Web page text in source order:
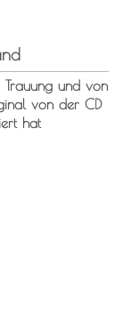
Trauung und von
von der CD
hat